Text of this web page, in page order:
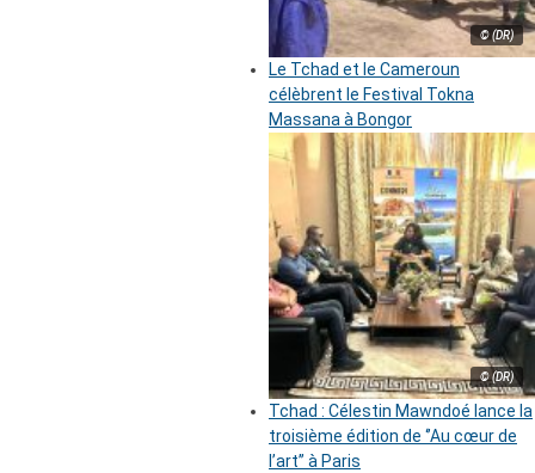
© (DR)
Le Tchad et le Cameroun
célèbrent le Festival Tokna
Massana à Bongor
© (DR)
Tchad : Célestin Mawndoé lance la
troisième édition de ‘’Au cœur de
l’art’’ à Paris